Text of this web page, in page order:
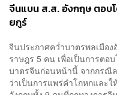
จีนแบน ส.ส. อังกฤษ ตอบ
ยกูร์
จีนประกาศคว่ำบาตรพลเมือ
ราษฎร 5 คน เพื่อเป็นการตอ
บาตรจีนก่อนหน้านี้ จากกรณี
ว่าเป็นการแพร่คำโกหกและ